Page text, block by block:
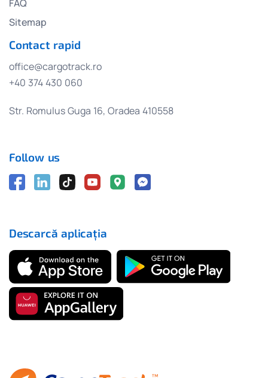
FAQ
Sitemap
Contact rapid
office@cargotrack.ro
+40 374 430 060
Str. Romulus Guga 16, Oradea 410558
Follow us
Descarcă aplicația